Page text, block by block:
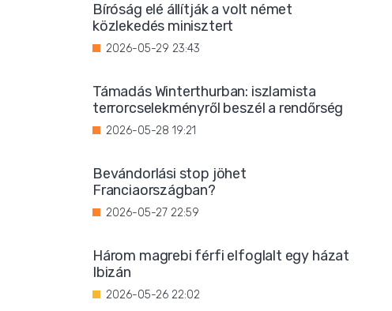
Bíróság elé állítják a volt német
közlekedés minisztert
2026-05-29 23:43
Támadás Winterthurban: iszlamista
terrorcselekményről beszél a rendőrség
2026-05-28 19:21
Bevándorlási stop jöhet
Franciaországban?
2026-05-27 22:59
Három magrebi férfi elfoglalt egy házat
Ibizán
2026-05-26 22:02